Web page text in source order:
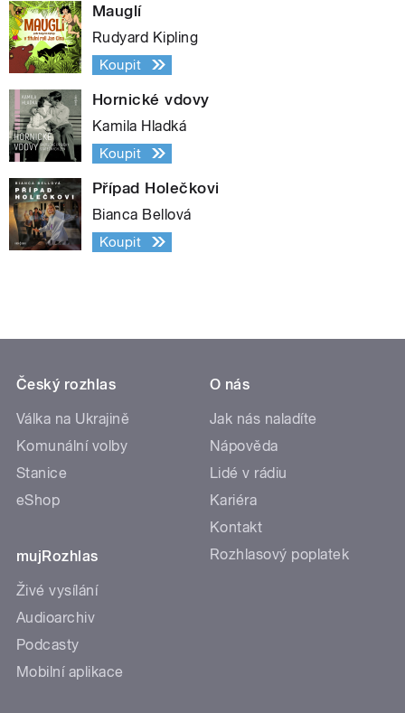
Mauglí
Rudyard Kipling
Koupit
Hornické vdovy
Kamila Hladká
Koupit
Případ Holečkovi
Bianca Bellová
Koupit
Český rozhlas
Válka na Ukrajině
Komunální volby
Stanice
eShop
mujRozhlas
Živé vysílání
Audioarchiv
Podcasty
Mobilní aplikace
O nás
Jak nás naladíte
Nápověda
Lidé v rádiu
Kariéra
Kontakt
Rozhlasový poplatek